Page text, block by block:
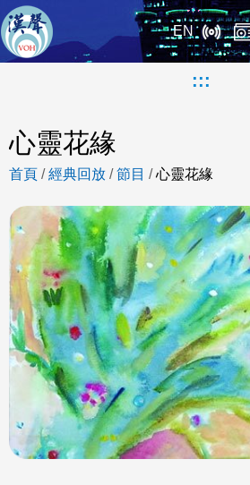
EN
:::
心靈花緣
首頁 /經典回放 /節目 /心靈花緣